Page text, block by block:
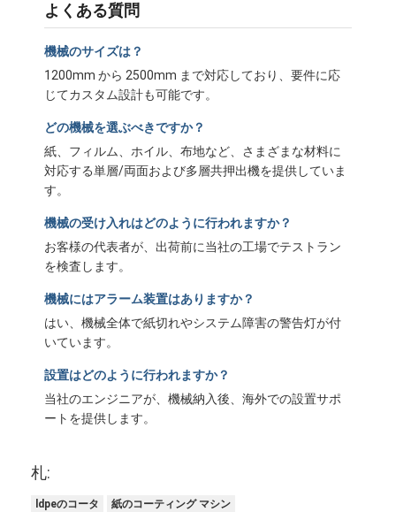
よくある質問
機械のサイズは？
1200mm から 2500mm まで対応しており、要件に応
じてカスタム設計も可能です。
どの機械を選ぶべきですか？
紙、フィルム、ホイル、布地など、さまざまな材料に
対応する単層/両面および多層共押出機を提供していま
す。
機械の受け入れはどのように行われますか？
お客様の代表者が、出荷前に当社の工場でテストラン
を検査します。
機械にはアラーム装置はありますか？
はい、機械全体で紙切れやシステム障害の警告灯が付
いています。
設置はどのように行われますか？
当社のエンジニアが、機械納入後、海外での設置サポ
ートを提供します。
札:
ldpeのコータ
紙のコーティング マシン